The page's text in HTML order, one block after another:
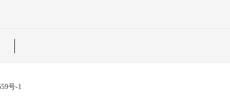
号-1